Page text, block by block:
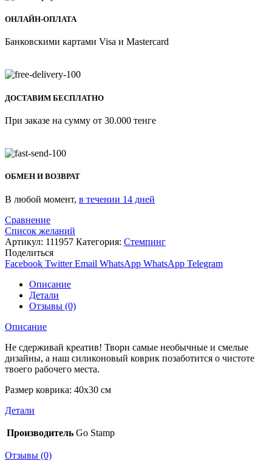
ОНЛАЙН-ОПЛАТА
Банковскими картами Visa и Mastercard
ДОСТАВИМ БЕСПЛАТНО
При заказе на сумму от 30.000 тенге
ОБМЕН И ВОЗВРАТ
В любой момент, в течении 14 дней
Сравнение
Список желаний
Артикул: 111957 Категория: Стемпинг
Поделиться
Facebook Twitter Email WhatsApp WhatsApp Telegram
Описание
Детали
Отзывы (0)
Описание
Не сдерживай креатив! Твори самые необычные и смелые
дизайны, а наш силиконовый коврик позаботится о чистоте
твоего рабочего места.
Размер коврика: 40х30 см
Детали
Производитель Go Stamp
Отзывы (0)